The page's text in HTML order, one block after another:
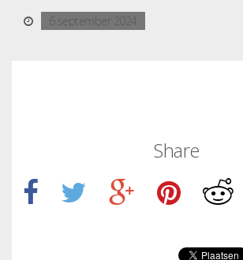
6 september 2024
Share